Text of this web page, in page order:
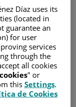
de riesgo y
constituyen
reducir la
Díaz uses its
(located in
guarantee an
for user
services
through the
all cookies
" or
this Settings.
de Cookies